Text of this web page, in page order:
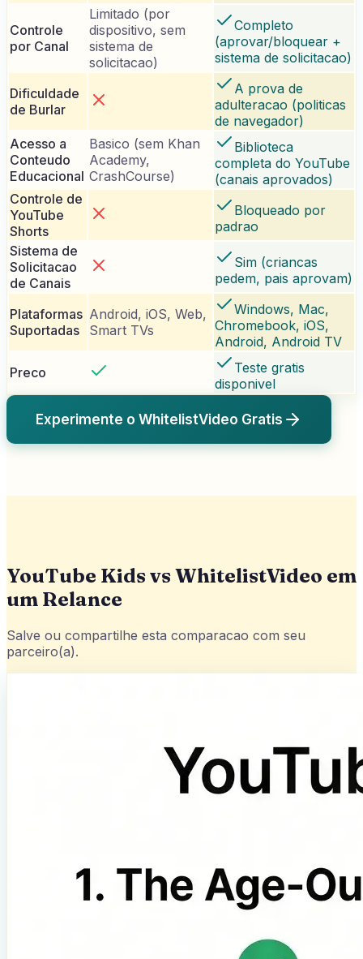
Controle
por Canal
Limitado (por
dispositivo, sem
sistema de
solicitacao)
Completo
(aprovar/bloquear +
sistema de solicitacao)
Dificuldade
de Burlar
A prova de
adulteracao (politicas
de navegador)
Acesso a
Conteudo
Educacional
Basico (sem Khan
Academy,
CrashCourse)
Biblioteca
completa do YouTube
(canais aprovados)
Controle de
YouTube
Shorts
Bloqueado por
padrao
Sistema de
Solicitacao
de Canais
Sim (criancas
pedem, pais aprovam)
Plataformas
Suportadas
Android, iOS, Web,
Smart TVs
Windows, Mac,
Chromebook, iOS,
Android, Android TV
Preco
Teste gratis
disponivel
Experimente o WhitelistVideo Gratis
YouTube Kids vs WhitelistVideo em
um Relance
Salve ou compartilhe esta comparacao com seu
parceiro(a).